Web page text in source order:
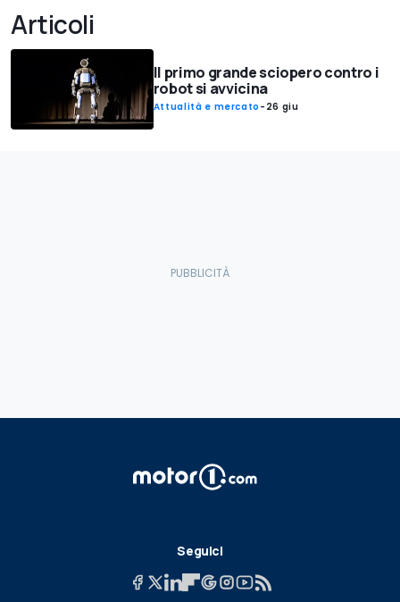
Articoli
Il primo grande sciopero contro i
robot si avvicina
Attualità e mercato - 26 giu
Seguici